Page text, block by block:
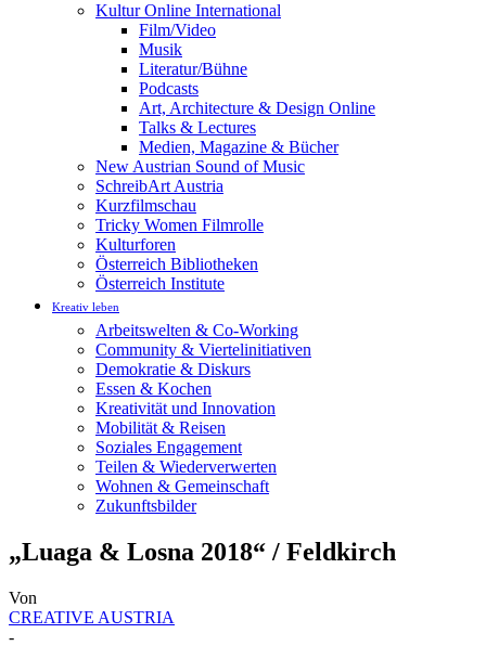
Kultur Online International
Film/Video
Musik
Literatur/Bühne
Podcasts
Art, Architecture & Design Online
Talks & Lectures
Medien, Magazine & Bücher
New Austrian Sound of Music
SchreibArt Austria
Kurzfilmschau
Tricky Women Filmrolle
Kulturforen
Österreich Bibliotheken
Österreich Institute
Kreativ leben
Arbeitswelten & Co-Working
Community & Viertelinitiativen
Demokratie & Diskurs
Essen & Kochen
Kreativität und Innovation
Mobilität & Reisen
Soziales Engagement
Teilen & Wiederverwerten
Wohnen & Gemeinschaft
Zukunftsbilder
„Luaga & Losna 2018“ / Feldkirch
Von
CREATIVE AUSTRIA
-